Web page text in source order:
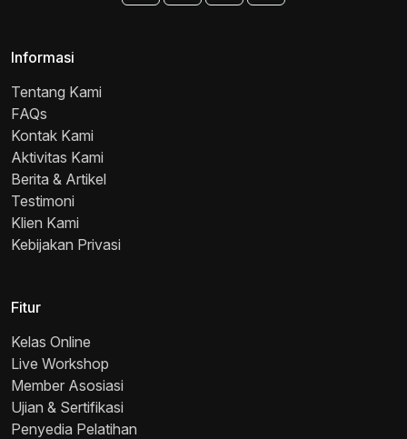
Informasi
Tentang Kami
FAQs
Kontak Kami
Aktivitas Kami
Berita & Artikel
Testimoni
Klien Kami
Kebijakan Privasi
Fitur
Kelas Online
Live Workshop
Member Asosiasi
Ujian & Sertifikasi
Penyedia Pelatihan